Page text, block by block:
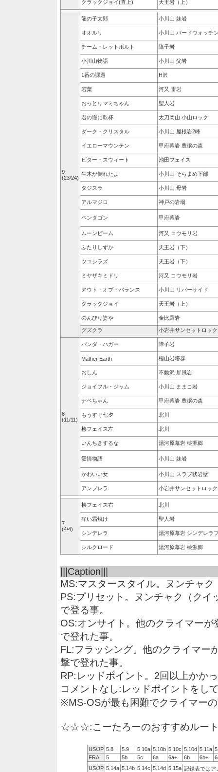
クラックジョイ(直上) 天王岩（上）
9
(23/24)
龍の子太郎 小川山 妹岩
オオルリ 小川山 バードウォッチ
チーム・レットボルト 障子岩
小川山物語 小川山 父岩
1番の課題 H沢
若葉 河又 雷岩
おっとりマミちゃん 聖人岩
君の瞳に乾杯 太刀岡山 小山ロック
ダーク・クリスタル 小川山 屋根岩2峰
イエローマウンテン 甲府幕岩 豊穣の森
ビター・スウィート 池田フェイス
生木が倒れたよ 小川山 そらまめ下部
タジスラ 小川山 母岩
アルマジロ 神戸の岩場
ペンタゴン 甲府幕岩
ムーンビーム 河又 コウモリ岩
ふたりしずか 天王岩（下）
ツユシラズ 天王岩（下）
ミヤザキミドリ 河又 コウモリ岩
アウト・オブ・バランス 小川山 リバーサイド
クラックジョイ 天王岩（上）
のんびり婆や 金比羅岩
グズクラ 小岩井サンセットロック
8
(11/11)
パンダ・ハガー 障子岩
Mather Earth 樫山岩塔群
おしん 不動沢 屏風岩
ジョイフル・ジャム 小川山 ままこ岩
ナベちゃん 甲府幕岩 豊穣の森
もうすぐ七夕 北川
桧フェイス左 北川
いんちきするな 湯河原幕岩 桃源郷
愛情物語 小川山 妹岩
かわいい女 小川山 スラブ状岩壁
アンブレラ 小岩井サンセットロック
7
(4/4)
桧フェイス右 北川
痒い霜焼け 聖人岩
シンデレラ 湯河原幕岩 シンデレラ
シルクロード 湯河原幕岩 桃源郷
|||Caption|||
MS:マスタースタイル。ヌンチャ
PS:プリセット。ヌンチャク（クイ
で登る事。
OS:オンサイト。他のクライマー
で登れた事。
FL:フラッシング。他のクライマー
撃で登れた事。
RP:レッドポイント。2回以上かか
コメントなし:レッドポイントをし
※MS-OSが最も困難でクライマー
☆☆☆:こーたろーのおすすめルー
US/JP 5.8 5.9 5.10a 5.10b 5.10c 5.10d 5.11a
FRA
5 5b 5c 6a 6a+ 6b 6b+
US/JP 5.14a 5.14b 5.14c 5.14d 5.15a 記録表ではア